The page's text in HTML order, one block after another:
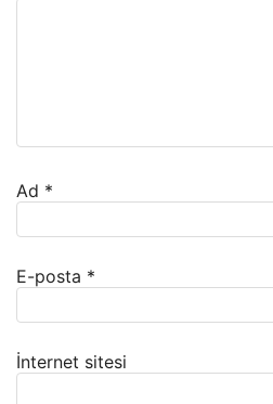
Ad *
E-posta *
İnternet sitesi